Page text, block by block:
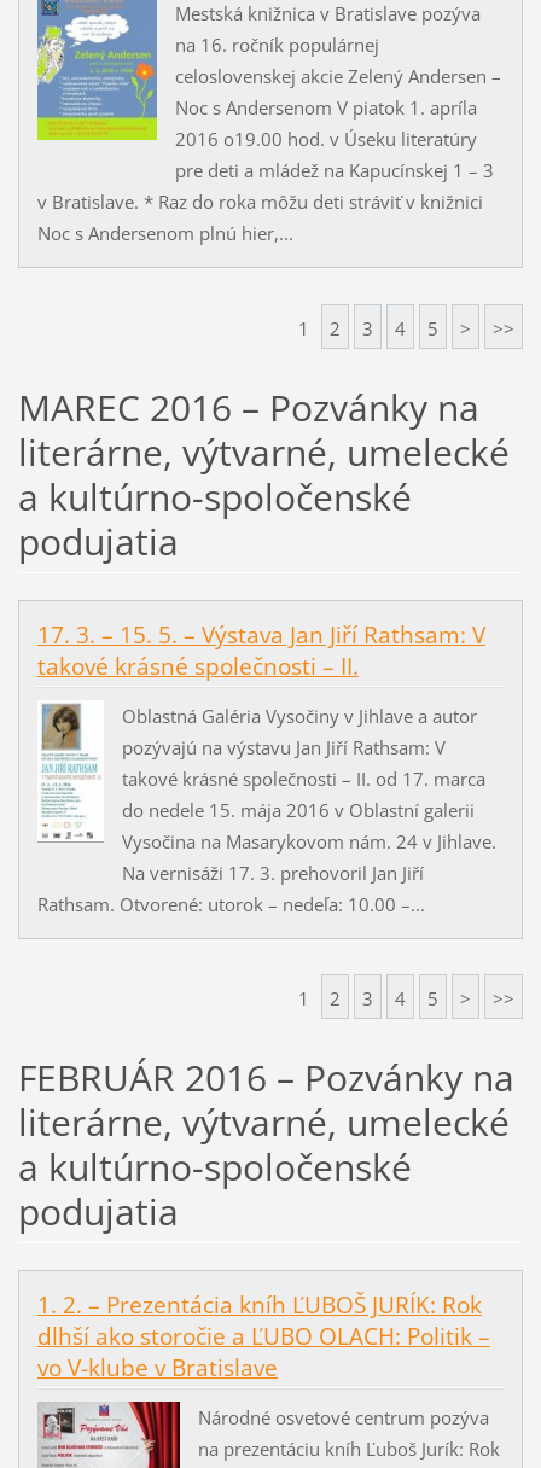
Mestská knižnica v Bratislave pozýva
na 16. ročník populárnej
celoslovenskej akcie Zelený Andersen –
Noc s Andersenom V piatok 1. apríla
2016 o19.00 hod. v Úseku literatúry
pre deti a mládež na Kapucínskej 1 – 3
v Bratislave. * Raz do roka môžu deti stráviť v knižnici
Noc s Andersenom plnú hier,...
1 2 3 4 5 > >>
MAREC 2016 – Pozvánky na
literárne, výtvarné, umelecké
a kultúrno-spoločenské
podujatia
17. 3. – 15. 5. – Výstava Jan Jiří Rathsam: V
takové krásné společnosti – II.
Oblastná Galéria Vysočiny v Jihlave a autor
pozývajú na výstavu Jan Jiří Rathsam: V
takové krásné společnosti – II. od 17. marca
do nedele 15. mája 2016 v Oblastní galerii
Vysočina na Masarykovom nám. 24 v Jihlave.
Na vernisáži 17. 3. prehovoril Jan Jiří
Rathsam. Otvorené: utorok – nedeľa: 10.00 –...
1 2 3 4 5 > >>
FEBRUÁR 2016 – Pozvánky na
literárne, výtvarné, umelecké
a kultúrno-spoločenské
podujatia
1. 2. – Prezentácia kníh ĽUBOŠ JURÍK: Rok
dlhší ako storočie a ĽUBO OLACH: Politik –
vo V-klube v Bratislave
Národné osvetové centrum pozýva
na prezentáciu kníh Ľuboš Jurík: Rok